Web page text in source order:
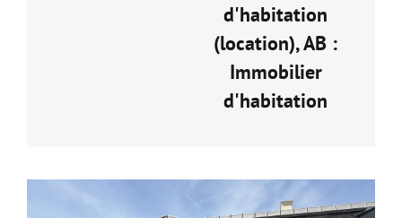
d'habitation
(location), AB :
Immobilier
d'habitation